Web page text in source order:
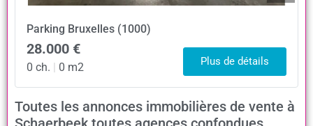
Parking Bruxelles (1000)
28.000 €
0 ch. 0 m2 Plus de détails
Toutes les annonces immobilières de vente à